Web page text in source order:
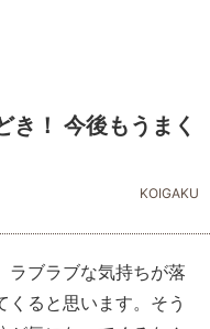
き！ 今後もうまく
KOIGAKU
ラブラブな気持ちが落
ると思います。そう